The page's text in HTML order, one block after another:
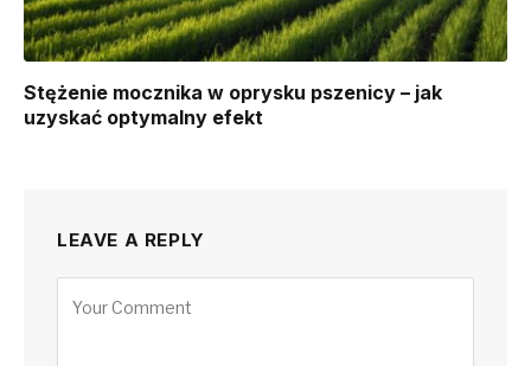
Stężenie mocznika w oprysku pszenicy – jak
uzyskać optymalny efekt
LEAVE A REPLY